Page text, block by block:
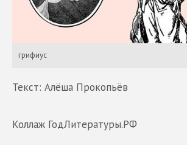
грифиус
Текст: Алёша Прокопьёв
Коллаж ГодЛитературы.РФ